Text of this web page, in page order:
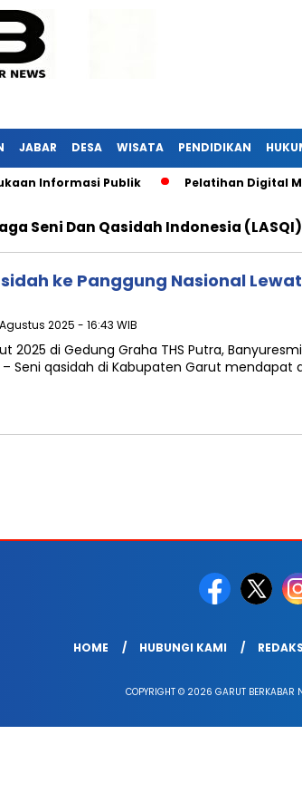
JABAR DESA WISATA PENDIDIKAN
Informasi Publik Pelatihan Digital
Seni Dan Qasidah Indonesia (LASQI)
ke Panggung Nasional Lewat
2025 - 16:43 WIB
2025 di Gedung Graha THS Putra,
– Seni qasidah di Kabupaten Garut mendapat
HOME HUBUNGI KAMI
COPYRIGHT © 2026 GARUT BERKABAR